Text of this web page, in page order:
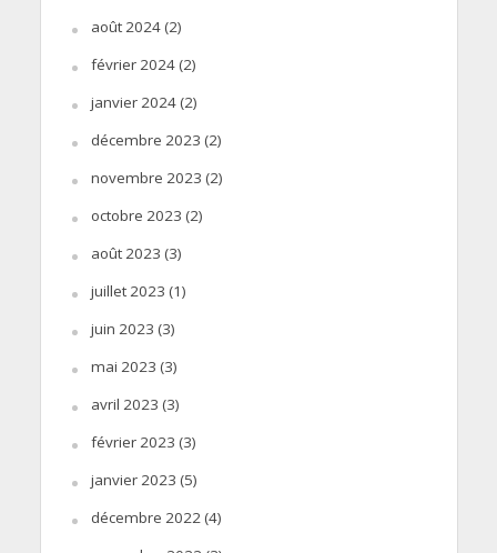
août 2024(2)
février 2024(2)
janvier 2024(2)
décembre 2023 (2)
novembre 2023 (2)
octobre 2023 (2)
août 2023 (3)
juillet 2023 (1)
juin 2023 (3)
mai 2023 (3)
avril 2023 (3)
février 2023 (3)
janvier 2023 (5)
décembre 2022 (4)